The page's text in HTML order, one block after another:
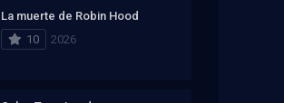
La muerte de Robin Hood
10
2026